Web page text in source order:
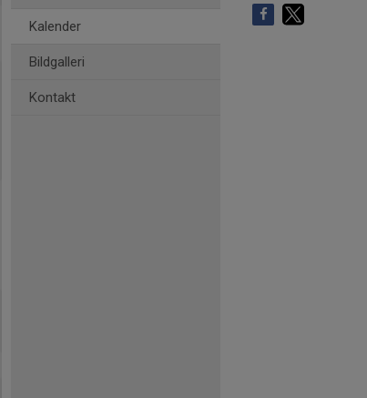
Kalender
Bildgalleri
Kontakt